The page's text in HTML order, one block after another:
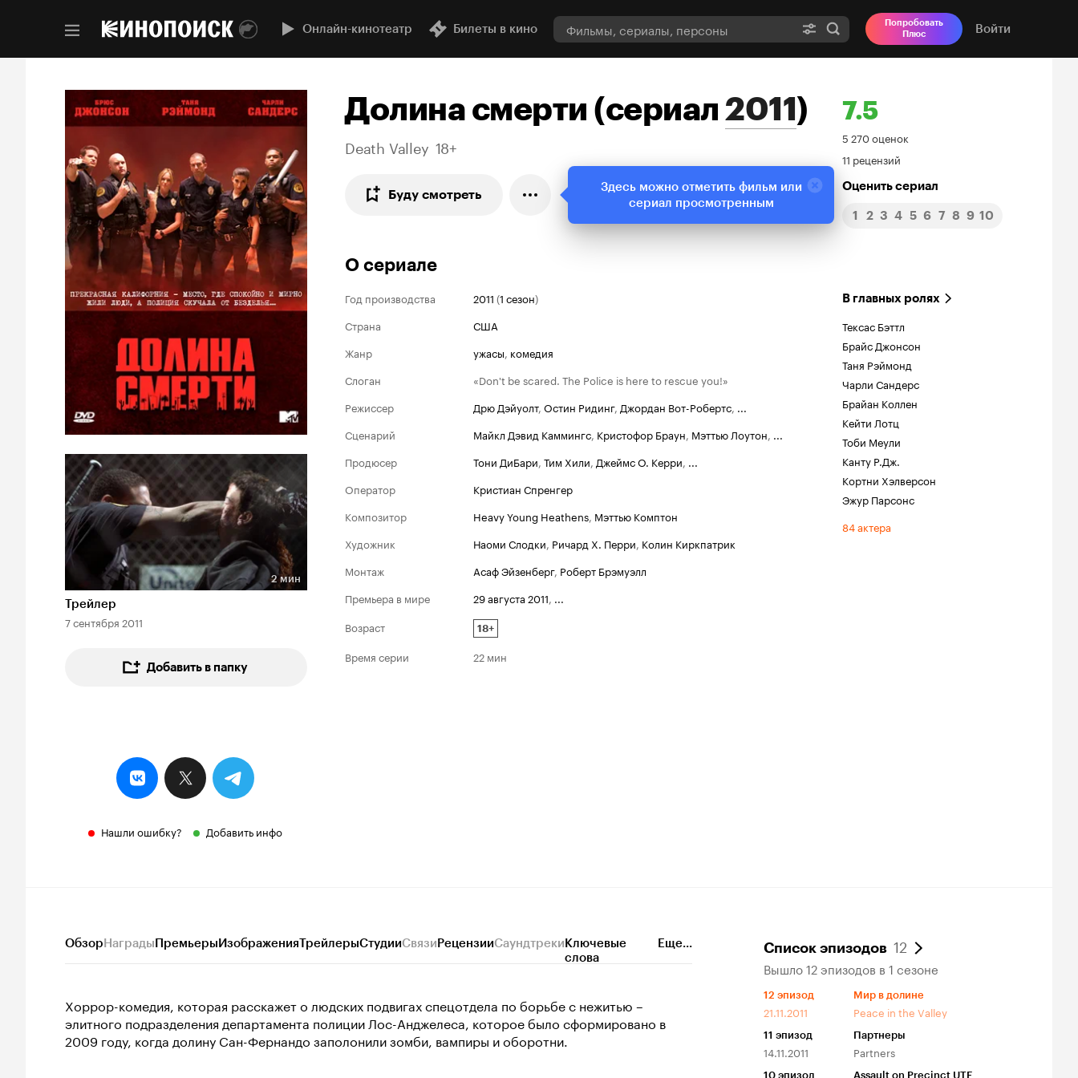
Онлайн-кинотеатр Билеты в кино
Попробовать
Плюс
Войти
Длительность 2 мин
2 мин
Трейлер
7 сентября 2011
Добавить в папку
Нашли ошибку? Добавить инфо
Долина смерти (сериал2011)
Death Valley 18+
Буду смотреть
7.5
Рейтинг
Кинопоиска
7.5
5 270 оценок
11 рецензий
Оценить сериал
1 2 3 4 5 6 7 8 9 10
О сериале
Год производства 2011 (1 сезон)
Страна
США
Жанр
ужасы, комедия
Слоган
«Don't be scared. The Police is here to rescue you!»
Режиссер
Дрю Дэйуолт, Остин Ридинг, Джордан Вот-Робертс, ...
Сценарий
Майкл Дэвид Каммингс, Кристофор Браун, Мэттью Лоутон, ...
Продюсер
Тони ДиБари, Тим Хили, Джеймс О. Керри, ...
Оператор
Кристиан Спренгер
Композитор
Heavy Young Heathens, Мэттью Комптон
Художник
Наоми Слодки, Ричард Х. Перри, Колин Киркпатрик
Монтаж
Асаф Эйзенберг, Роберт Брэмуэлл
Премьера в мире
29 августа 2011, ...
Возраст
18+
Время серии 22 мин
В главных ролях
Тексас Бэттл
Брайс Джонсон
Таня Рэймонд
Чарли Сандерс
Брайан Коллен
Кейти Лотц
Тоби Меули
Канту Р.Дж.
Кортни Хэлверсон
Эжур Парсонс
84 актера
ОбзорНаградыПремьерыИзображенияТрейлерыСтудииСвязиРецензииСаундтрекиКлючевые
слова
Еще...
Хоррор-комедия, которая расскажет о людских подвигах спецотдела по борьбе с нежитью –
элитного подразделения департамента полиции Лос-Анджелеса, которое было сформировано в
2009 году, когда долину Сан-Фернандо заполонили зомби, вампиры и оборотни.
Список эпизодов 12
Вышло 12 эпизодов в 1 сезоне
12 эпизод
21.11.2011
Мир в долине
Peace in the Valley
11 эпизод
14.11.2011
Партнеры
Partners
10 эпизод Assault on Precinct UTF
Здесь можно отметить фильм или
сериал просмотренным